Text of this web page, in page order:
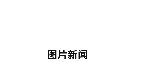
图片新闻